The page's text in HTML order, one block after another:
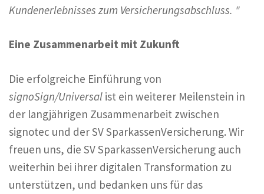
Kundenerlebnisses zum Versicherungsabschluss. "
Eine Zusammenarbeit mit Zukunft
Die erfolgreiche Einführung von
signoSign/Universal ist ein weiterer Meilenstein in
der langjährigen Zusammenarbeit zwischen
signotec und der SV SparkassenVersicherung. Wir
freuen uns, die SV SparkassenVersicherung auch
weiterhin bei ihrer digitalen Transformation zu
unterstützen, und bedanken uns für das